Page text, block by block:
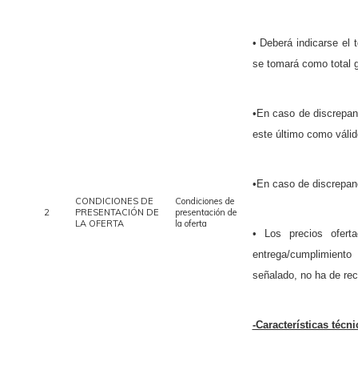
2
CONDICIONES DE
PRESENTACIÓN DE
LA OFERTA
Condiciones de
presentación de
la oferta
• Deberá indicarse el
se tomará como total
•En caso de
este último como
•En caso de
• Los precios
entrega/
señalado, no ha de
-Características